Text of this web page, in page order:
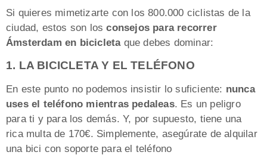
Si quieres mimetizarte con los 800.000 ciclistas de la
ciudad, estos son losconsejos para recorrer
Ámsterdam en bicicletaque debes dominar:
1. LA BICICLETA Y EL TELÉFONO
En este punto no podemos insistir lo suficiente: nunca
uses el teléfono mientras pedaleas. Es un peligro
para ti y para los demás. Y, por supuesto, tiene una
rica multa de 170€. Simplemente, asegúrate de alquilar
una bici con soporte para el teléfono